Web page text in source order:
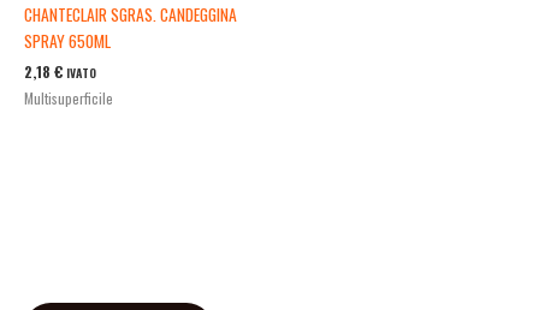
CHANTECLAIR SGRAS. CANDEGGINA
SPRAY 650ML
2,18 € IVATO
Multisuperficile